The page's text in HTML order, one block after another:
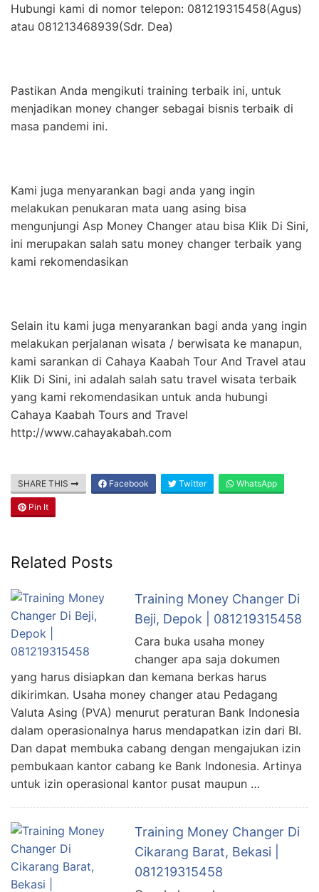
Hubungi kami di nomor telepon: 081219315458(Agus)
atau 081213468939(Sdr. Dea)
Pastikan Anda mengikuti training terbaik ini, untuk
menjadikan money changer sebagai bisnis terbaik di
masa pandemi ini.
Kami juga menyarankan bagi anda yang ingin
melakukan penukaran mata uang asing bisa
mengunjungi Asp Money Changer atau bisa Klik Di Sini,
ini merupakan salah satu money changer terbaik yang
kami rekomendasikan
Selain itu kami juga menyarankan bagi anda yang ingin
melakukan perjalanan wisata / berwisata ke manapun,
kami sarankan di Cahaya Kaabah Tour And Travel atau
Klik Di Sini, ini adalah salah satu travel wisata terbaik
yang kami rekomendasikan untuk anda hubungi
Cahaya Kaabah Tours and Travel
http://www.cahayakabah.com
SHARE THIS Facebook Twitter WhatsApp
Pin It
Related Posts
Training Money Changer Di
Beji, Depok | 081219315458
Cara buka usaha money
changer apa saja dokumen
yang harus disiapkan dan kemana berkas harus
dikirimkan. Usaha money changer atau Pedagang
Valuta Asing (PVA) menurut peraturan Bank Indonesia
dalam operasionalnya harus mendapatkan izin dari BI.
Dan dapat membuka cabang dengan mengajukan izin
pembukaan kantor cabang ke Bank Indonesia. Artinya
untuk izin operasional kantor pusat maupun …
Training Money Changer Di
Cikarang Barat, Bekasi |
081219315458